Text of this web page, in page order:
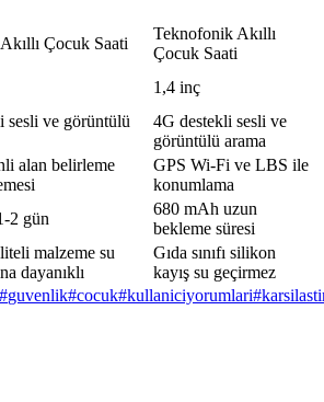
Çocuk Saati
Teknofonik Akıllı
Çocuk Saati
1,4 inç
sesli ve görüntülü
4G destekli sesli ve
görüntülü arama
alan belirleme
GPS Wi-Fi ve LBS ile
konumlama
2 gün
680 mAh uzun
bekleme süresi
malzeme su
dayanıklı
Gıda sınıfı silikon
kayış su geçirmez
#guvenlik#cocuk#kullaniciyorumlari#